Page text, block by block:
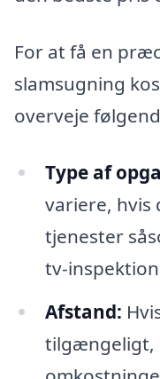
For at få en
slamsugning
overveje
Type af
variere, hvis
tjenester
tv-
Afstand:
tilgængeligt,